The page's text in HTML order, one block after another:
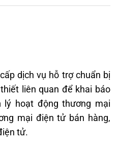
dịch vụ hỗ trợ chuẩn bị
liên quan để khai báo
lý hoạt động thương mại
mại điện tử bán hàng,
tử.